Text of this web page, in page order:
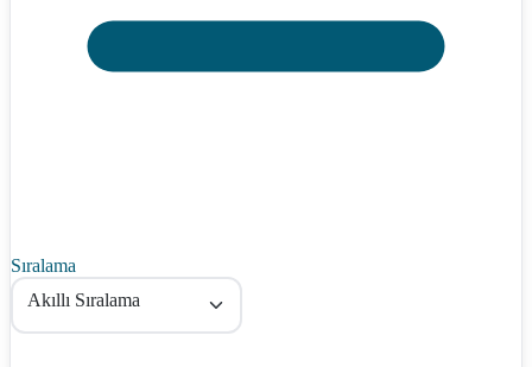
Sıralama
Akıllı Sıralama